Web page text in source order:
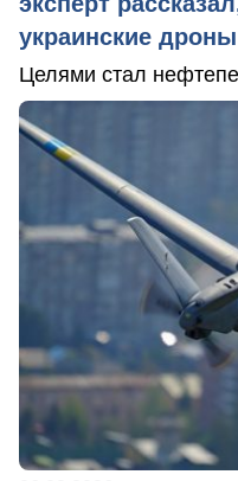
украинские
Целями стал